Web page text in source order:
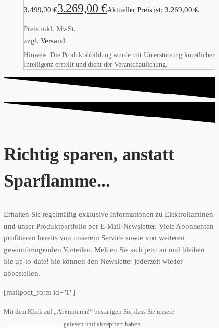
3.499,00 €3.269,00 €Aktueller Preis ist: 3.269,00 €.
Preis inkl. MwSt.
zzgl. Versand
Hinweis: Die Produktabbildung wurde mit Unterstützung künstlicher
Intelligenz erstellt und dient der Veranschaulichung.
Richtig sparen, anstatt
Sparflamme...
Erhalten Sie regelmäßig exklusive Informationen zu Elektrokaminen
und unser Produktportfolio per E-Mail-Newsletter. Viele Abonnenten
profitieren bereits von unserem Service sowie von weiteren
gewinnbringenden Vorteilen. Melden Sie sich jetzt an und bleiben
Sie up-to-date! Sie können den Newsletter jederzeit wieder
abbestellen.
[mailpoet_form id="1"]
Mit dem Klick auf „Abonnieren!“ bestätigen Sie, dass Sie unsere
gelesen und akzeptiert haben